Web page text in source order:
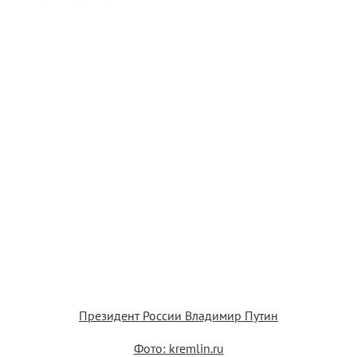
Президент России Владимир Путин
Фото: kremlin.ru